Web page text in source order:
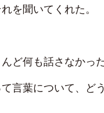
を聞いてくれた。
ど何も話さなかっ
て言葉について、ど